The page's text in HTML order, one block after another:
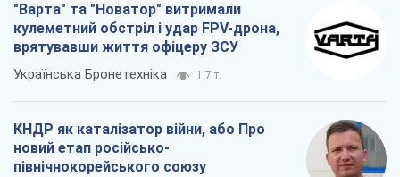
"Варта" та "Новатор" витримали
кулеметний обстріл і удар FPV-дрона,
врятувавши життя офіцеру ЗСУ
Українська Бронетехніка 1,7 т.
КНДР як каталізатор війни, або Про
новий етап російсько-
північнокорейського союзу